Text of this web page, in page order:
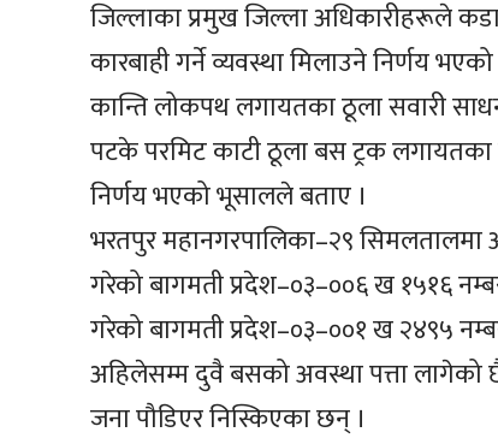
जिल्लाका प्रमुख जिल्ला अधिकारीहरूले
कारबाही गर्ने व्यवस्था मिलाउने निर्णय
कान्ति लोकपथ लगायतका ठूला सवारी
पटके परमिट काटी ठूला बस ट्रक लगायतका
निर्णय भएको भूसालले बताए ।
भरतपुर महानगरपालिका–२९
गरेको बागमती प्रदेश–०३–००६ ख १५१६
गरेको बागमती प्रदेश–०३–००१ ख २४९५
अहिलेसम्म दुवै बसको अवस्था पत्ता लागेको
जना पौडिएर निस्किएका छन् ।